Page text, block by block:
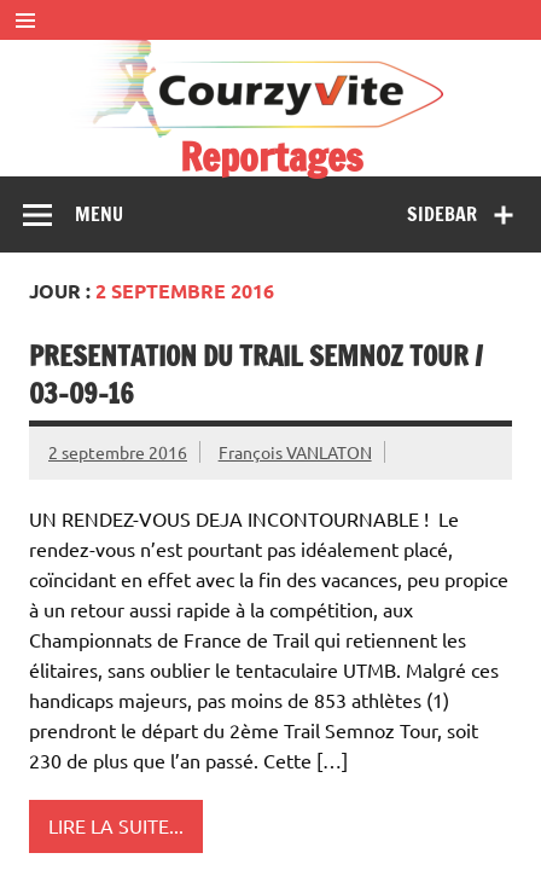
Skip
to
content
Reportages
SIDEBAR
MENU
JOUR :2 SEPTEMBRE 2016
PRESENTATION DU TRAIL SEMNOZ TOUR /
03-09-16
2 septembre 2016 François VANLATON
UN RENDEZ-VOUS DEJA INCONTOURNABLE ! Le
rendez-vous n’est pourtant pas idéalement placé,
coïncidant en effet avec la fin des vacances, peu propice
à un retour aussi rapide à la compétition, aux
Championnats de France de Trail qui retiennent les
élitaires, sans oublier le tentaculaire UTMB. Malgré ces
handicaps majeurs, pas moins de 853 athlètes (1)
prendront le départ du 2ème Trail Semnoz Tour, soit
230 de plus que l’an passé. Cette […]
LIRE LA SUITE...